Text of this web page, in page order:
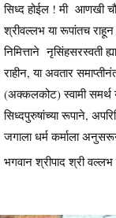
सिध्द होईल ! मी आणखी
श्रीवल्लभ या रूपांतच राहून
निमित्ताने नृसिंहसरस्वती
राहीन, या अवतार
(अक्कलकोट) स्वामी
सिध्दपुरुषांच्या रूपाने,
जगाला धर्म कर्माला
भगवान श्रीपाद श्री वल्लभ